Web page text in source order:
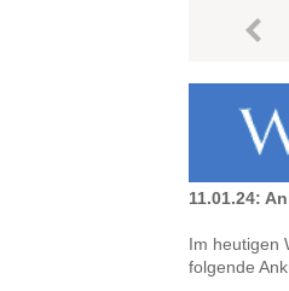
11.01.24:
Im heutigen
folgende